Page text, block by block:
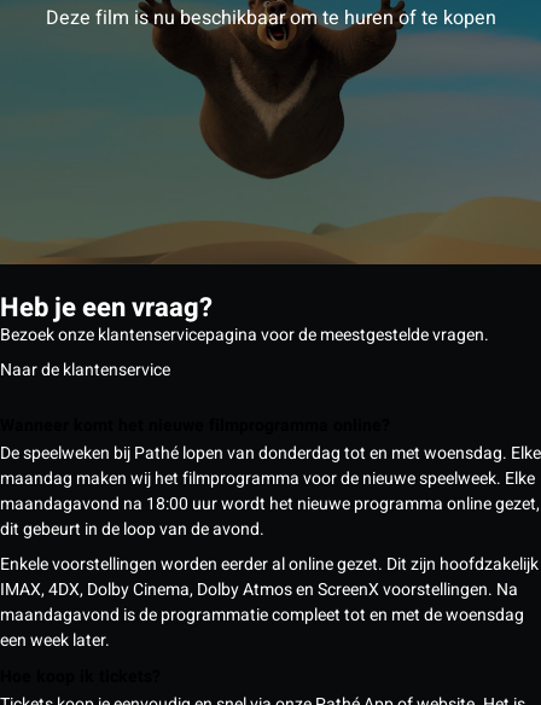
Deze film is nu beschikbaar om te huren of te kopen
Heb je een vraag?
Bezoek onze klantenservicepagina voor de meestgestelde vragen.
Naar de klantenservice
De speelweken bij Pathé lopen van donderdag tot en met woensdag. Elke
maandag maken wij het filmprogramma voor de nieuwe speelweek. Elke
maandagavond na 18:00 uur wordt het nieuwe programma online gezet,
dit gebeurt in de loop van de avond.
Enkele voorstellingen worden eerder al online gezet. Dit zijn hoofdzakelijk
IMAX, 4DX, Dolby Cinema, Dolby Atmos en ScreenX voorstellingen. Na
maandagavond is de programmatie compleet tot en met de woensdag
een week later.